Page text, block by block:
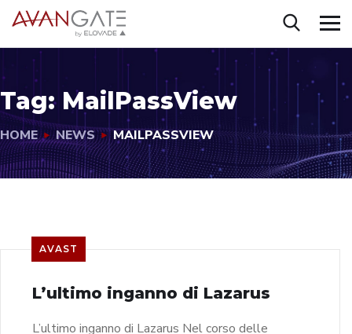
Tag: MailPassView
HOME NEWS MAILPASSVIEW
AVAST
L’ultimo inganno di Lazarus
L’ultimo inganno di Lazarus Nel corso delle